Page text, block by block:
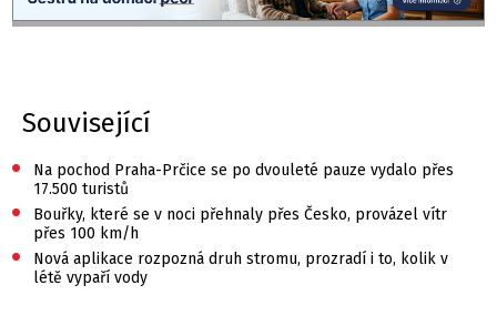
Související
•
Na pochod Praha-Prčice se po dvouleté pauze vydalo přes
17.500 turistů
•
Bouřky, které se v noci přehnaly přes Česko, provázel vítr
přes 100 km/h
•
Nová aplikace rozpozná druh stromu, prozradí i to, kolik v
létě vypaří vody